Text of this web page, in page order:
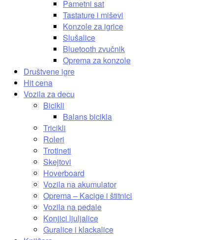
Pametni sat
Tastature i miševi
Konzole za igrice
Slušalice
Bluetooth zvučnik
Oprema za konzole
Društvene igre
Hit cena
Vozila za decu
Bicikli
Balans bicikla
Tricikli
Roleri
Trotineti
Skejtovi
Hoverboard
Vozila na akumulator
Oprema – Kacige i štitnici
Vozila na pedale
Konjici ljuljalice
Guralice i klackalice